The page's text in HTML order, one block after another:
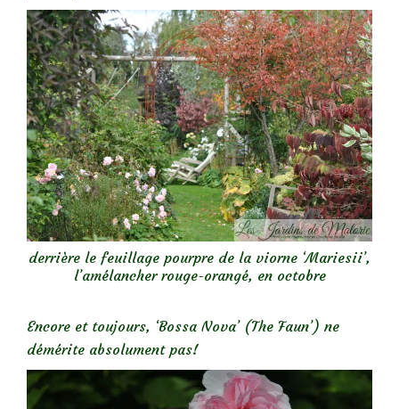
derrière le feuillage pourpre de la viorne ‘Mariesii’,
l’amélancher rouge-orangé, en octobre
Encore et toujours, ‘Bossa Nova’ (The Faun’) ne
démérite absolument pas!